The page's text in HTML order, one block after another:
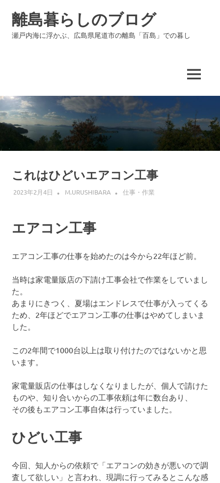
ッ
プ
離島暮らしのブログ
瀬戸内海に浮かぶ、広島県尾道市の離島「百島」での暮し
MENU
これはひどいエアコン工事
2023年2月4日 M.URUSHIBARA 仕事・作業
エアコン工事
エアコン工事の仕事を始めたのは今から22年ほど前。
当時は家電量販店の下請け工事会社で作業をしていまし
た。
あまりにきつく、夏場はエンドレスで仕事が入ってくる
ため、2年ほどでエアコン工事の仕事はやめてしまいま
した。
この2年間で1000台以上は取り付けたのではないかと思
います。
家電量販店の仕事はしなくなりましたが、個人で請けた
ものや、知り合いからの工事依頼は年に数台あり、
その後もエアコン工事自体は行っていました。
ひどい工事
今回、知人からの依頼で「エアコンの効きが悪いので調
査して欲しい」と言われ、現調に行ってみるとこんな感